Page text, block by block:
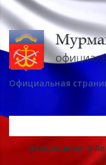
Официальная
Воскресенье, 9